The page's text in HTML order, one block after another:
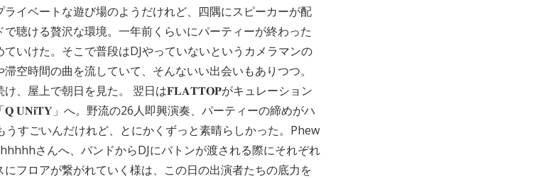
イベートな遊び場のようだけれど、四隅にスピーカーが配
聴ける贅沢な環境。一年前くらいにパーティーが終わった
いけた。そこで普段はDJやっていないというカメラマンの
空時間の曲を流していて、そんないい出会いもありつつ。
け、屋上で朝日を見た。 翌日は𝐅𝐋𝐀𝐓𝐓𝐎𝐏がキュレーション
𝐐 𝐔𝐍𝐢𝐓𝐘」へ。野流の26人即興演奏、パーティーの締めがハ
すごいんだけれど、とにかくずっと素晴らしかった。Phew
さんへ、バンドからDJにバトンが渡される際にそれぞれ
フロアが繋がれていく様は、この日の出演者たちの底力を